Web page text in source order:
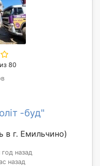
80
-буд"
в г. Емильчино)
назад
назад